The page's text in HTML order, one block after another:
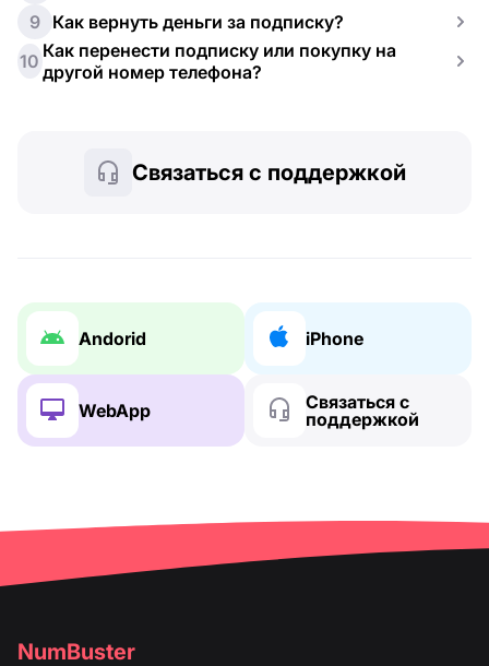
9 Как вернуть деньги за подписку?
10 Как перенести подписку или покупку на
другой номер телефона?
Связаться с поддержкой
Andorid iPhone
WebApp
Связаться с
поддержкой
NumBuster